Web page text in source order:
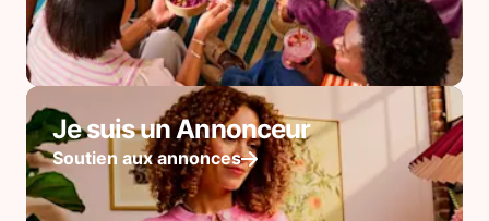
Je suis un Annonceur
Soutien aux annonces